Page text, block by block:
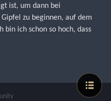
ist, um dann bei
Gipfel zu beginnen, auf dem
ich schon so hoch, dass